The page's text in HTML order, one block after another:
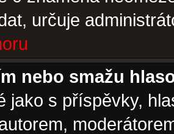
určuje
nebo smažu
jako s příspěvky,